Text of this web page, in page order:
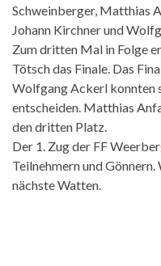
Schweinberger, Matthias
Johann Kirchner und
Zum dritten Mal in Folge
Tötsch das Finale. Das
Wolfgang Ackerl konnten
entscheiden. Matthias
den dritten Platz.
Der 1. Zug der FF
Teilnehmern und
nächste Watten.